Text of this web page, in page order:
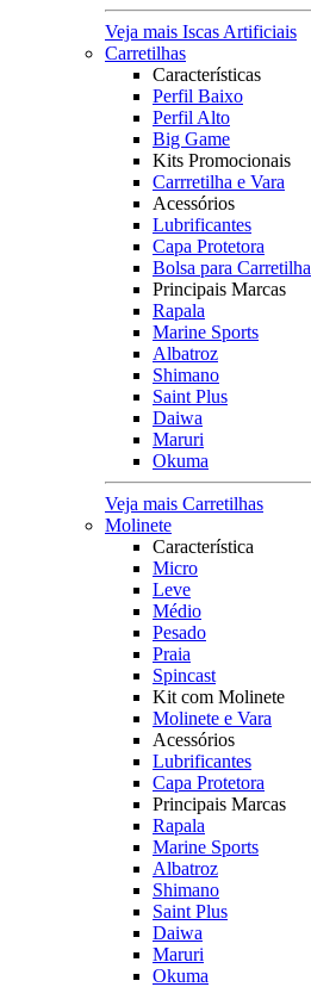
Veja mais Iscas Artificiais
Carretilhas
Características
Perfil Baixo
Perfil Alto
Big Game
Kits Promocionais
Carrretilha e Vara
Acessórios
Lubrificantes
Capa Protetora
Bolsa para Carretilha
Principais Marcas
Rapala
Marine Sports
Albatroz
Shimano
Saint Plus
Daiwa
Maruri
Okuma
Veja mais Carretilhas
Molinete
Característica
Micro
Leve
Médio
Pesado
Praia
Spincast
Kit com Molinete
Molinete e Vara
Acessórios
Lubrificantes
Capa Protetora
Principais Marcas
Rapala
Marine Sports
Albatroz
Shimano
Saint Plus
Daiwa
Maruri
Okuma